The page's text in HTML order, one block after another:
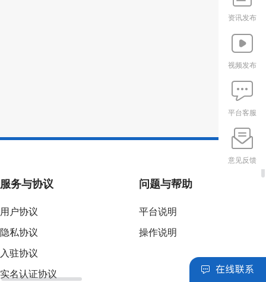
资讯发布
视频发布
平台客服
意见反馈
服务与协议
用户协议
隐私协议
入驻协议
实名认证协议
问题与帮助
平台说明
操作说明